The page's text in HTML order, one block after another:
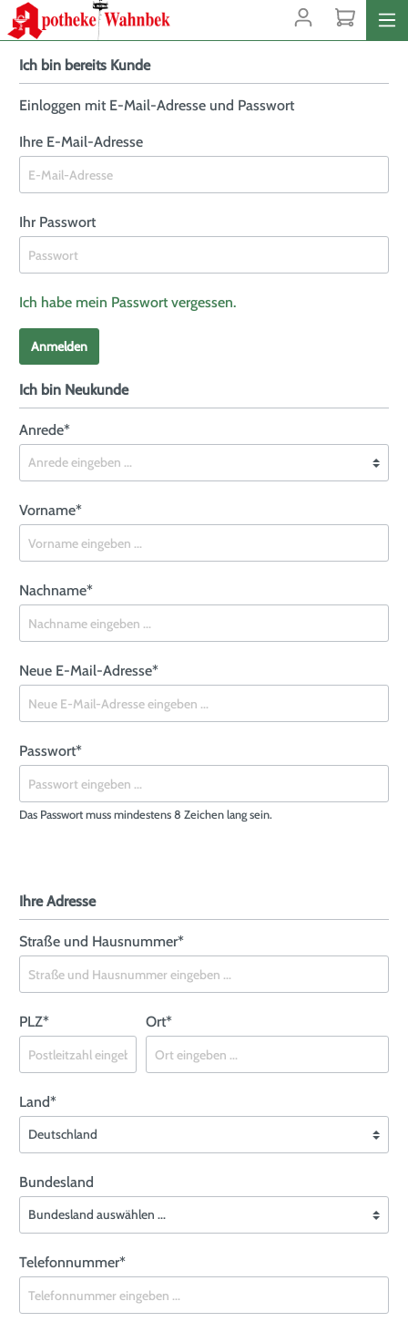
Ich bin bereits Kunde
Einloggen mit E-Mail-Adresse und Passwort
Ihre E-Mail-Adresse
Ihr Passwort
Ich habe mein Passwort vergessen.
Anmelden
Ich bin Neukunde
Anrede*
Vorname*
Nachname*
Neue E-Mail-Adresse*
Passwort*
Das Passwort muss mindestens 8 Zeichen lang sein.
Ihre Adresse
Straße und Hausnummer*
PLZ* Ort*
Land*
Bundesland
Telefonnummer*